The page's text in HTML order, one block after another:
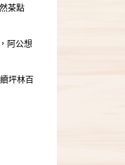
茶點
阿公想
坪林百